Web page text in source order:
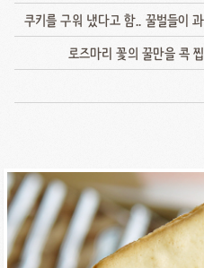
쿠키를 구워 냈다고 함.. 꿀벌들이
로즈마리 꽃의 꿀만을 콕